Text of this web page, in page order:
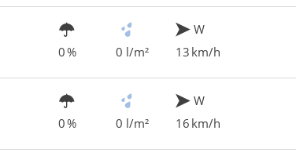
0 % 0 l/m²
W
13 km/h
0 % 0 l/m²
W
16 km/h